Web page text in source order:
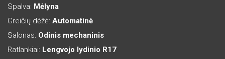
Spalva: Mėlyna
Greičių dėžė: Automatinė
Salonas: Odinis mechaninis
Ratlankiai: Lengvojo lydinio R17